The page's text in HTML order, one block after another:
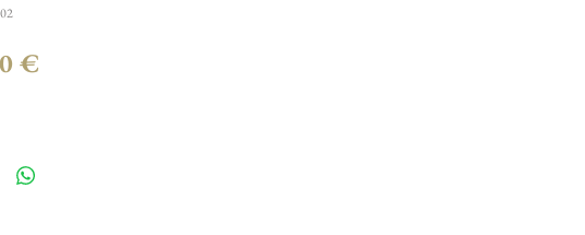
€